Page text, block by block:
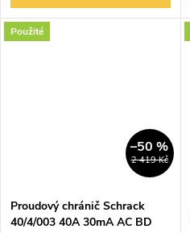
Použité
2 419 Kč
–50 %
Proudový chránič Schrack
40/4/003 40A 30mA AC BD